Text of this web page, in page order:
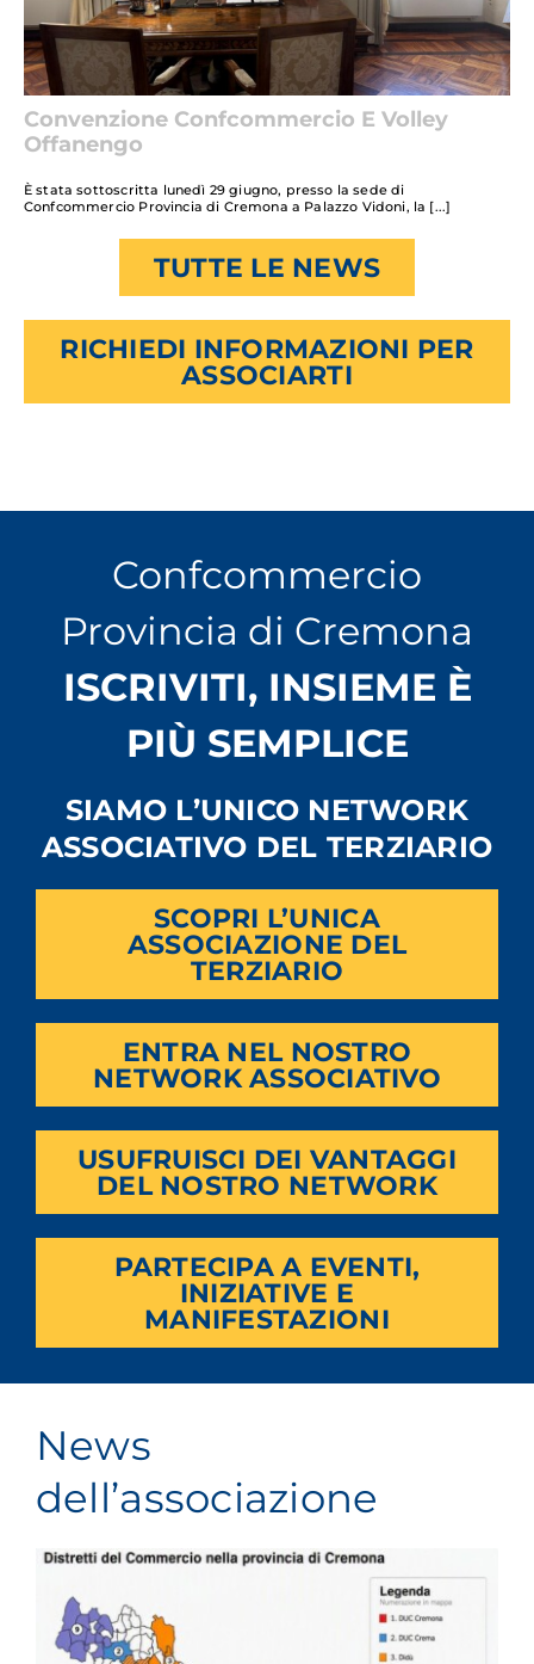
Convenzione Confcommercio E Volley
Offanengo
È stata sottoscritta lunedì 29 giugno, presso la sede di
Confcommercio Provincia di Cremona a Palazzo Vidoni, la
TUTTE LE NEWS
RICHIEDI INFORMAZIONI PER
ASSOCIARTI
Confcommercio
Provincia di Cremona
ISCRIVITI, INSIEME È
PIÙ SEMPLICE
SIAMO L’UNICO NETWORK
ASSOCIATIVO DEL TERZIARIO
SCOPRI L’UNICA
ASSOCIAZIONE DEL
TERZIARIO
ENTRA NEL NOSTRO
NETWORK ASSOCIATIVO
USUFRUISCI DEI VANTAGGI
DEL NOSTRO NETWORK
PARTECIPA A EVENTI,
INIZIATIVE E
MANIFESTAZIONI
News
dell’associazione